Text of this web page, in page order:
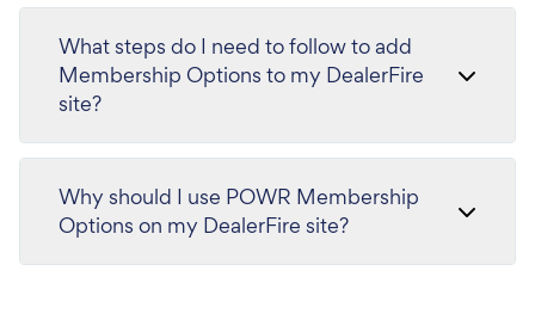
What steps do I need to follow to add
Membership Options to my DealerFire
site?
Why should I use POWR Membership
Options on my DealerFire site?